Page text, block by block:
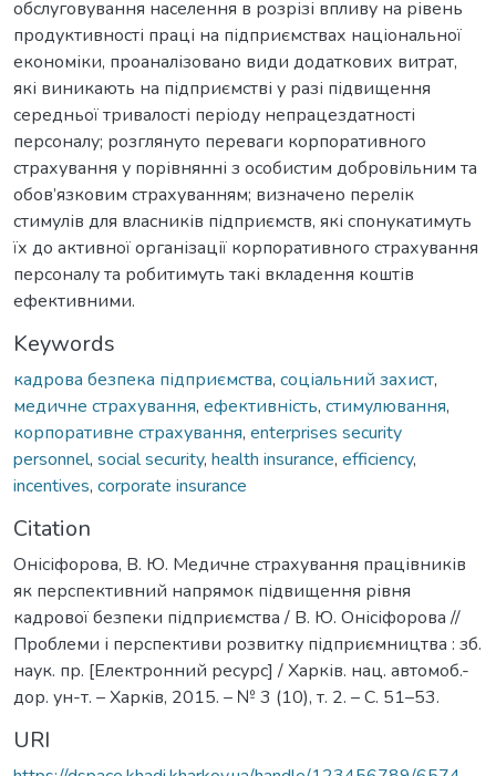
обслуговування населення в розрізі впливу на рівень
продуктивності праці на підприємствах національної
економіки, проаналізовано види додаткових витрат,
які виникають на підприємстві у разі підвищення
середньої тривалості періоду непрацездатності
персоналу; розглянуто переваги корпоративного
страхування у порівнянні з особистим добровільним та
обов’язковим страхуванням; визначено перелік
стимулів для власників підприємств, які спонукатимуть
їх до активної організації корпоративного страхування
персоналу та робитимуть такі вкладення коштів
ефективними.
Keywords
кадрова безпека підприємства, соціальний захист,
медичне страхування, ефективність, стимулювання,
корпоративне страхування, enterprises security
personnel, social security, health insurance, efficiency,
incentives, corporate insurance
Citation
Онісіфорова, В. Ю. Медичне страхування працівників
як перспективний напрямок підвищення рівня
кадрової безпеки підприємства / В. Ю. Онісіфорова //
Проблеми і перспективи розвитку підприємництва : зб.
наук. пр. [Електронний ресурс] / Харків. нац. автомоб.-
дор. ун-т. – Харкiв, 2015. – № 3 (10), т. 2. – С. 51–53.
URI